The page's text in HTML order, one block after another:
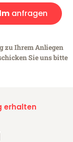
anfragen
zu Ihrem Anliegen
Sie uns bitte
erhalten